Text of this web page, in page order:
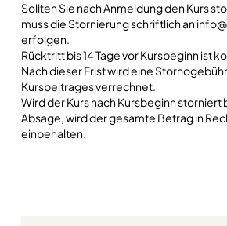
Sollten Sie nach Anmeldung den Kurs
muss die Stornierung schriftlich an
erfolgen.
Rücktritt bis 14 Tage vor Kursbeginn ist
Nach dieser Frist wird eine
Kursbeitrages verrechnet.
Wird der Kurs nach Kursbeginn storniert
Absage, wird der gesamte Betrag in
einbehalten.